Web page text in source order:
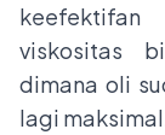
viskositas
dimana oli
lagi maksimal.